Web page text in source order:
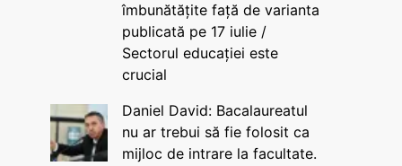
îmbunătățite față de varianta
publicată pe 17 iulie /
Sectorul educației este
crucial
Daniel David: Bacalaureatul
nu ar trebui să fie folosit ca
mijloc de intrare la facultate.